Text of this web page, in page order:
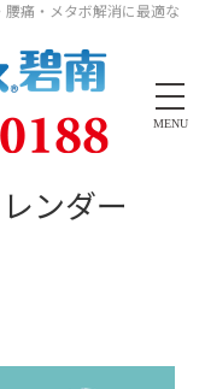
痛・メタボ解消に最適な
MENU
ンダー